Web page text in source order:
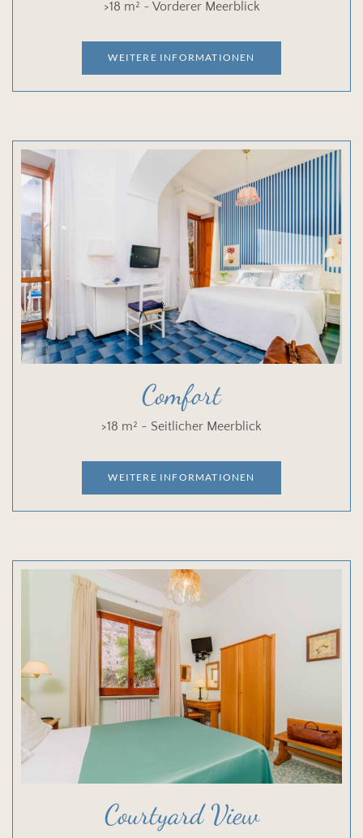
>18 m² ~ Vorderer Meerblick
WEITERE INFORMATIONEN
Comfort
>18 m² ~ Seitlicher Meerblick
WEITERE INFORMATIONEN
Courtyard View